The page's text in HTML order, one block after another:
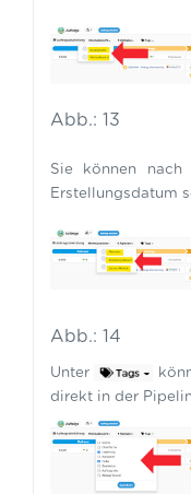
Abb.: 13
Sie können
Erstellungsdatum
Abb.: 14
Unter
direkt in der